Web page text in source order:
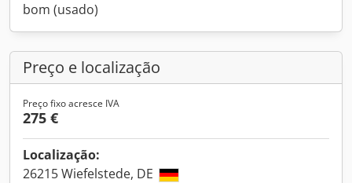
bom (usado)
Preço e localização
Preço fixo acresce IVA
275 €
Localização:
26215 Wiefelstede, DE